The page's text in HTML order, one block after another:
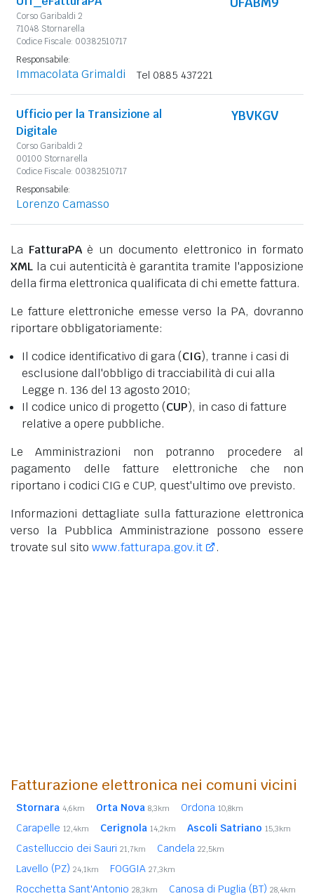
Corso Garibaldi 2
71048 Stornarella
Codice Fiscale: 00382510717
Responsabile:
Immacolata Grimaldi Tel 0885 437221
Ufficio per la Transizione al
Digitale
Corso Garibaldi 2
00100 Stornarella
Codice Fiscale: 00382510717
YBVKGV
Responsabile:
Lorenzo Camasso
La FatturaPAè un documento elettronico in formato
XML la cui autenticità è garantita tramite l'apposizione
della firma elettronica qualificata di chi emette fattura.
Le fatture elettroniche emesse verso la PA, dovranno
riportare obbligatoriamente:
Il codice identificativo di gara (CIG), tranne i casi di
esclusione dall'obbligo di tracciabilità di cui alla
Legge n. 136 del 13 agosto 2010;
Il codice unico di progetto (CUP), in caso di fatture
relative a opere pubbliche.
Le Amministrazioni non potranno procedere al
pagamento delle fatture elettroniche che non
riportano i codici CIG e CUP, quest'ultimo ove previsto.
Informazioni dettagliate sulla fatturazione elettronica
verso la Pubblica Amministrazione possono essere
trovate sul sito www.fatturapa.gov.it .
Fatturazione elettronica nei comuni vicini
Stornara 4,6km Orta Nova 8,3km Ordona 10,8km
Carapelle 12,4km Cerignola 14,2km Ascoli Satriano 15,3km
Castelluccio dei Sauri 21,7km Candela 22,5km
Lavello (PZ) 24,1km FOGGIA 27,3km
Rocchetta Sant'Antonio 28,3km Canosa di Puglia (BT) 28,4km